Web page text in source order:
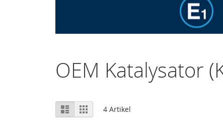
OEM Katalysator
Ansicht
als
Liste Raster
4 Artikel